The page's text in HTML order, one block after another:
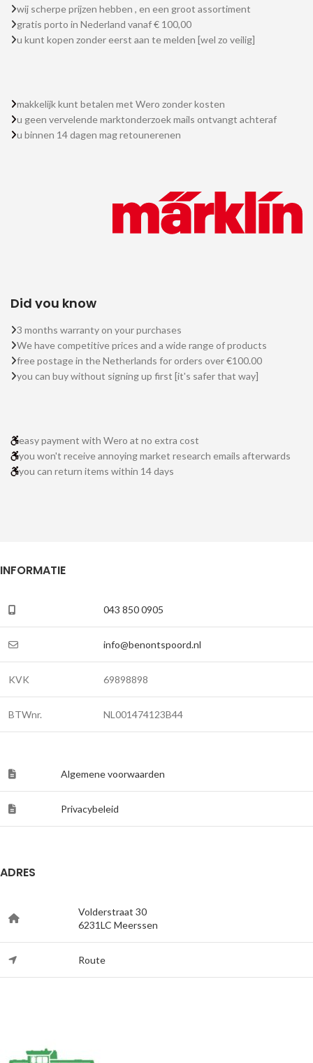
wij scherpe prijzen hebben , en een groot assortiment
gratis porto in Nederland vanaf € 100,00
u kunt kopen zonder eerst aan te melden [wel zo veilig]
makkelijk kunt betalen met Wero zonder kosten
u geen vervelende marktonderzoek mails ontvangt achteraf
u binnen 14 dagen mag retounerenen
Did you know
3 months warranty on your purchases
We have competitive prices and a wide range of products
free postage in the Netherlands for orders over €100.00
you can buy without signing up first [it's safer that way]
easy payment with Wero at no extra cost
you won't receive annoying market research emails afterwards
you can return items within 14 days
INFORMATIE
043 850 0905
info@benontspoord.nl
KVK 69898898
BTWnr. NL001474123B44
Algemene voorwaarden
Privacybeleid
ADRES
Volderstraat 30
6231LC Meerssen
Route